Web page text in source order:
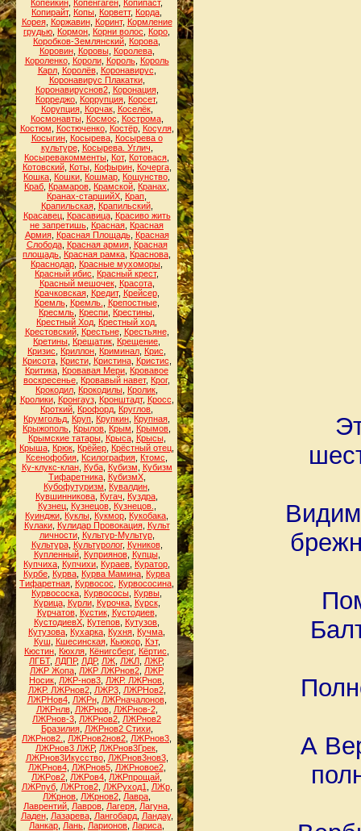
Копейкин Копенгаген Копипаст,
Копирайт, Копы Корветт, Корда
Корея, Коржавин, Коринт, Кормление
грудью Кормон Корни волос Коро
Коробков-Землянский Корова
Коровин, Коровы, Королева,
Короленко, Короли, Король, Король
Карл, Королёв, Коронавирус
Коронавирус Плакатки,
Коронавируснов2, Коронация,
Корреджо Коррупция Корсет,
Корупция, Корчак, Коселёк,
Космонавты, Космос Кострома,
Костюм
Костюченко, Костёр, Косуля,
Косыгин, Косырева, Косырева о
культуре, Косырева. Углич
Косыревакомменты Кот, Котовася
Котовский, Коты, Кофырин, Кочерга,
Кошка Кошки Кошмар Кощунство
Краб Крамаров Крамской Кранах
Кранах-старшийХ Крап
Крапильская, Крапильский,
Красавец, Красавица, Красиво жить
не запретишь Красная Красная
Армия, Красная Площадь, Красная
Слобода, Красная армия, Красная
площадь Красная рамка Краснова
Краснодар Красные мухоморы
Красный ибис
Красный крест,
Красный мешочек, Красота,
Крачковская, Кредит, Крейсер,
Кремль, Кремль. Крепостные,
Кресмль Креспи Крестины
Крестный Ход Крестный ход
Крестовский, Крестьне, Крестьяне,
Кретины Крещатик Крещение
Кризис
Криллон Криминал Крис
Крисота, Кристи, Кристина, Кристис
Критика Кровавая Мери Кровавое
воскресенье Кровавый навет, Крог,
Крокодил Крокодилы Кролик
Кролики, Кронгауз, Кронштадт, Кросс
Кроткий Крофорд Круглов
Крумгольд Круп Крупкин Крупная
Крыжополь Крылов Крым Крымов
Крымские татары, Крыса, Крысы,
Крыша Крюк Крёйер Крёстный отец
Ксенофобия Ксилография Ктомс
Ку-клукс-клан, Куба, Кубизм
Кубизм
Тифаретника, КубизмХ,
Кубофутуризм
Кувалдин
Кувшинникова Кугач Куздра
Кузнец, Кузнецов, Кузнецов.
Куинджи Куклы Кукмор Кукобака
Кулаки, Кулидар Провокация, Культ
личности, Культур-Мультур,
Культура, Культуролог, Куников,
Купленный, Куприянов, Купцы,
Купчиха Купчихи Кураев Куратор
Курбе Курва Курва Мамина Курва
Тифаретная Курвосос Курвососина
Курвососка Курвососы Курвы
Курица, Курли, Курочка, Курск,
Курчатов, Кустик, Кустодиев,
КустодиевХ Кутепов Кутузов
Кутузова Кухарка Кухня Кучма
Куш
Кшесинская, Кьюкор, Кэт,
Кюстин Кюхля Кёнигсберг, Кёртис
ЛГБТ, ЛДПР, ЛДР, ЛЖ ЛЖЛ ЛЖР,
ЛЖР Жопа ЛЖР ЛЖРнов2 ЛЖР
Носик ЛЖР-нов3 ЛЖР. ЛЖРнов
ЛЖР. ЛЖРнов2, ЛЖР3, ЛЖРНов2,
ЛЖРНов4, ЛЖРн, ЛЖРначалонов,
ЛЖРнлв, ЛЖРнов, ЛЖРнов-2,
ЛЖРнов-3 ЛЖРнов2 ЛЖРнов2
Бразилия, ЛЖРнов2 Стихи,
ЛЖРнов2.
ЛЖРнов2нов2 ЛЖРнов3
ЛЖРнов3 ЛЖР, ЛЖРнов3Грек
ЛЖРнов3Икусство, ЛЖРнов3нов3,
ЛЖРнов4, ЛЖРнов5, ЛЖРновое2,
ЛЖРов2 ЛЖРов4 ЛЖРпрощай
ЛЖРпуб, ЛЖРтов2, ЛЖРуход1 ЛЖр,
ЛЖрнов ЛЖрнов2 Лавра
Лаврентий Лавров Лагеря Лагуна
Ладен, Лазарева, Лангобард, Ландау,
Ланкар Лань Ларионов Лариса
А